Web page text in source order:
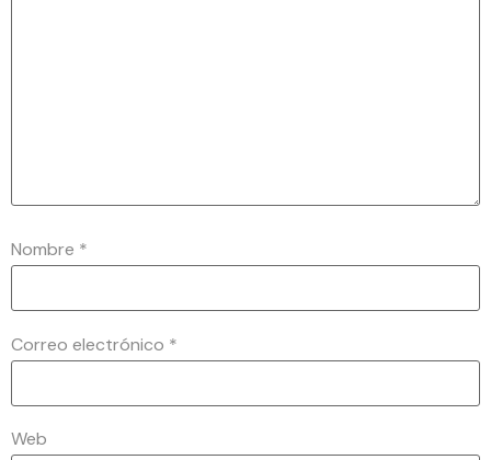
Nombre *
Correo electrónico *
Web